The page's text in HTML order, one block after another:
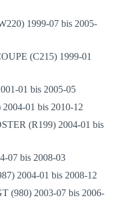
1999-07 bis 2005-
(C215) 1999-01
01 bis 2005-05
01 bis 2010-12
(R199) 2004-01 bis
07 bis 2008-03
2004-01 bis 2008-12
(980) 2003-07 bis 2006-